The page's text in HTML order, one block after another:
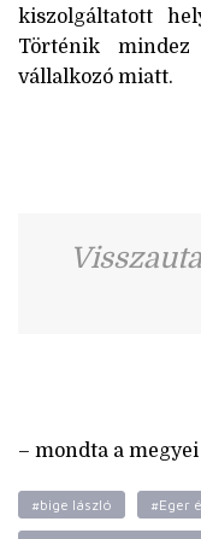
kiszolgáltatott
Történik
vállalkozó miatt.
– mondta a
#bige lászló #Eger